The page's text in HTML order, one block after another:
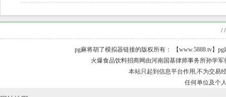
/
pg麻将胡了模拟器链接的版权所有： 【www.5888.tv】
火爆食品饮料招商网由河南国基律师事务所孙学
本站只起到信息平台作用,不为交易
任何单位及个